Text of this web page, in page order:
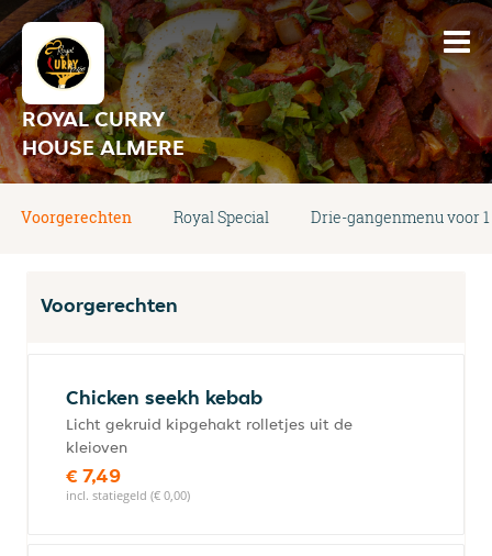
ROYAL CURRY
HOUSE ALMERE
Voorgerechten Royal Special Drie-gangenmenu voor
Voorgerechten
Chicken seekh kebab
Licht gekruid kipgehakt rolletjes uit de
kleioven
€ 7,49
incl. statiegeld (€ 0,00)